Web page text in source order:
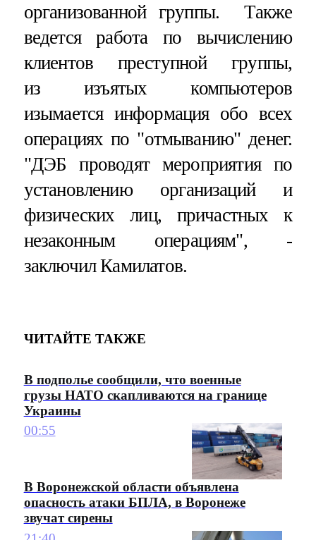
организованной группы. Также
ведется работа по вычислению
клиентов преступной группы,
из изъятых компьютеров
изымается информация обо всех
операциях по "отмыванию" денег.
"ДЭБ проводят мероприятия по
установлению организаций и
физических лиц, причастных к
незаконным операциям", -
заключил Камилатов.
ЧИТАЙТЕ ТАКЖЕ
В подполье сообщили, что военные
грузы НАТО скапливаются на границе
Украины
00:55
В Воронежской области объявлена
опасность атаки БПЛА, в Воронеже
звучат сирены